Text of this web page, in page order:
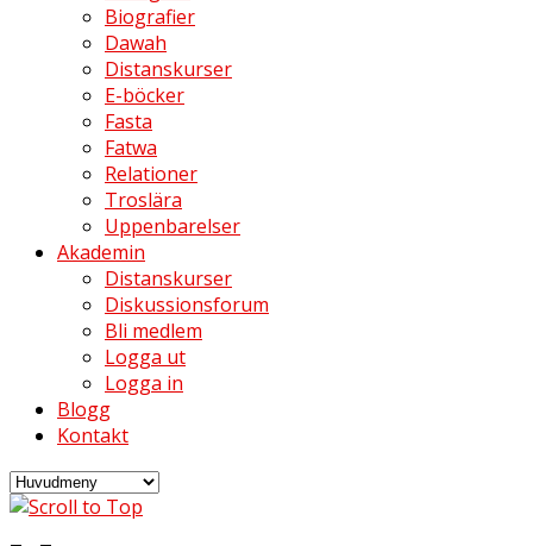
Biografier
Dawah
Distanskurser
E-böcker
Fasta
Fatwa
Relationer
Troslära
Uppenbarelser
Akademin
Distanskurser
Diskussionsforum
Bli medlem
Logga ut
Logga in
Blogg
Kontakt